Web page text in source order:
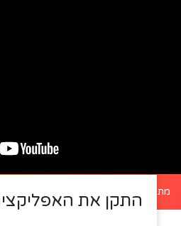
מתכון לדלעת ערמונים במילוי סלט קינואה -
התקן את